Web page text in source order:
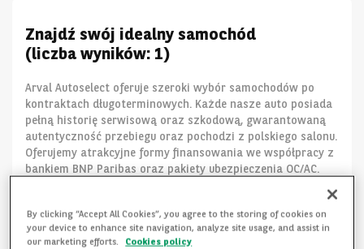
Znajdź swój idealny samochód
(liczba wyników: 1)
Arval Autoselect oferuje szeroki wybór samochodów po
kontraktach długoterminowych. Każde nasze auto posiada
pełną historię serwisową oraz szkodową, gwarantowaną
autentyczność przebiegu oraz pochodzi z polskiego salonu.
Oferujemy atrakcyjne formy finansowania we współpracy z
bankiem BNP Paribas oraz pakiety ubezpieczenia OC/AC.
ZOBACZ MNIEJ
By clicking “Accept All Cookies”, you agree to the storing of cookies on
your device to enhance site navigation, analyze site usage, and assist in
our marketing efforts.
Cookies policy